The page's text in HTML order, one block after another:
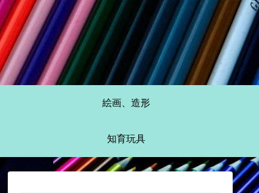
絵画、造形
知育玩具